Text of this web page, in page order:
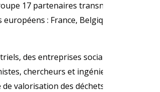
17 partenaires transnationaux
: France, Belgique, Espagne,
des entreprises sociales, des
chercheurs et ingénieurs afin
valorisation des déchets organiques et